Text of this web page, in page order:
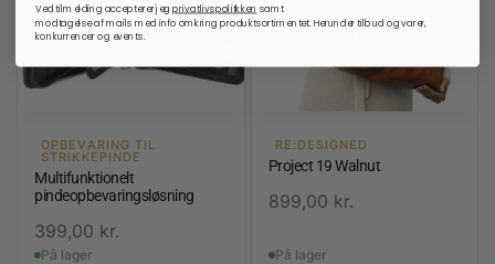
OPBEVARING TIL
STRIKKEPINDE
Multifunktionelt
pindeopbevaringsløsning
399,00 kr.
På lager
RE:DESIGNED
Project 19 Walnut
899,00 kr.
På lager
Ved tilmelding accepterer jegprivatlivspolitkken samt
modtagelse af mails med info omkring produktsortimentet. Herunder tilbud og varer,
konkurrencer og events.